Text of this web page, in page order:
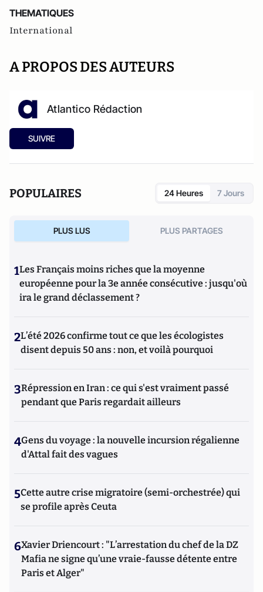
THEMATIQUES
International
A PROPOS DES AUTEURS
Atlantico Rédaction
SUIVRE
POPULAIRES 24 Heures 7 Jours
PLUS LUS PLUS PARTAGES
1Les Français moins riches que la moyenne
européenne pour la 3e année consécutive : jusqu'où
ira le grand déclassement ?
2L’été 2026 confirme tout ce que les écologistes
disent depuis 50 ans : non, et voilà pourquoi
3Répression en Iran : ce qui s'est vraiment passé
pendant que Paris regardait ailleurs
4Gens du voyage : la nouvelle incursion régalienne
d'Attal fait des vagues
5Cette autre crise migratoire (semi-orchestrée) qui
se profile après Ceuta
6Xavier Driencourt : "L’arrestation du chef de la DZ
Mafia ne signe qu’une vraie-fausse détente entre
Paris et Alger"